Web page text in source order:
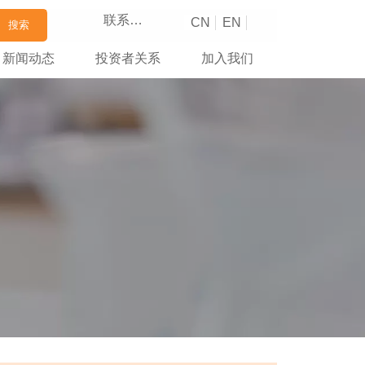
搜索 联系我们 CN EN
新闻动态 投资者关系 加入我们